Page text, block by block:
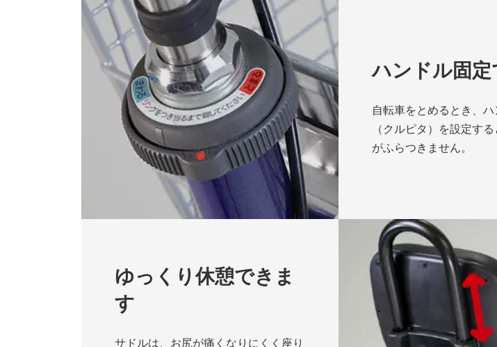
ハンドル固定
自転車をとめるとき、ハ
（クルピタ）を設定す
がふらつきません。
ゆっくり休憩できま
す
サドルは、お尻が痛くなりにくく座り